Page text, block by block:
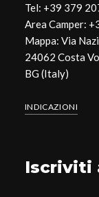
Tel: +39 379
Area Camper:
Mappa: Via
24062 Costa
BG (Italy)
INDICAZIONI
Iscriviti